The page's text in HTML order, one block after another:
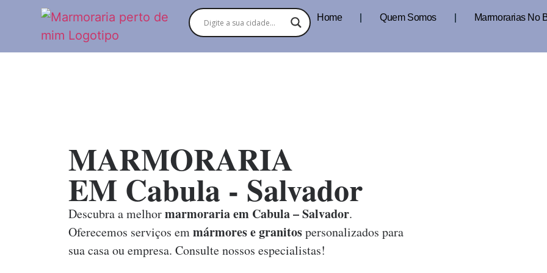
Home Quem Somos Marmorarias No
MARMORARIA
EM Cabula - Salvador
Descubra a melhormarmoraria em Cabula – Salvador.
Oferecemos serviços emmármores e granitospersonalizados para
sua casa ou empresa. Consulte nossos especialistas!